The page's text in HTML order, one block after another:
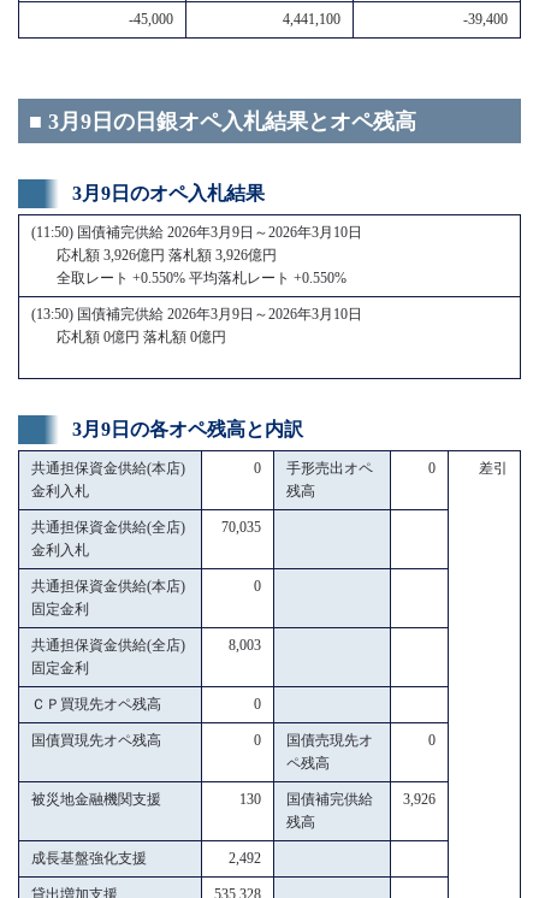
-45,000 4,441,100 -39,400
■ 3月9日の日銀オペ入札結果とオペ残高
3月9日のオペ入札結果
(11:50) 国債補完供給 2026年3月9日～2026年3月10日
応札額 3,926億円 落札額 3,926億円
全取レート +0.550% 平均落札レート +0.550%
(13:50) 国債補完供給 2026年3月9日～2026年3月10日
応札額 0億円 落札額 0億円
3月9日の各オペ残高と内訳
共通担保資金供給(本店)
金利入札
0
手形売出オペ
残高
0 差引
共通担保資金供給(全店)
金利入札
70,035
共通担保資金供給(本店)
固定金利
0
共通担保資金供給(全店)
固定金利
8,003
ＣＰ買現先オペ残高 0
国債買現先オペ残高 0
国債売現先オ
ペ残高
0
被災地金融機関支援 130
国債補完供給
残高
3,926
成長基盤強化支援 2,492
貸出増加支援 535,328